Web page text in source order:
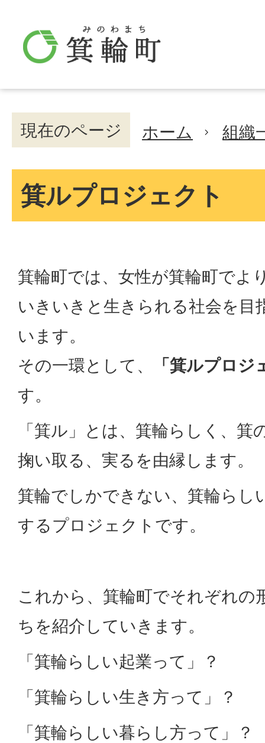
現在のページ ホーム 組織
箕ルプロジェクト
箕輪町では、女性が箕輪町でよ
いきいきと生きられる社会を目
います。
その一環として、
「箕ルプロジ
す。
「箕ル」とは、箕輪らしく、
掬い取る、実るを由縁します。
箕輪でしかできない、箕輪らし
するプロジェクトです。
これから、箕輪町でそれぞれの
ちを紹介していきます。
「箕輪らしい起業って」？
「箕輪らしい生き方って」？
「箕輪らしい暮らし方って」？